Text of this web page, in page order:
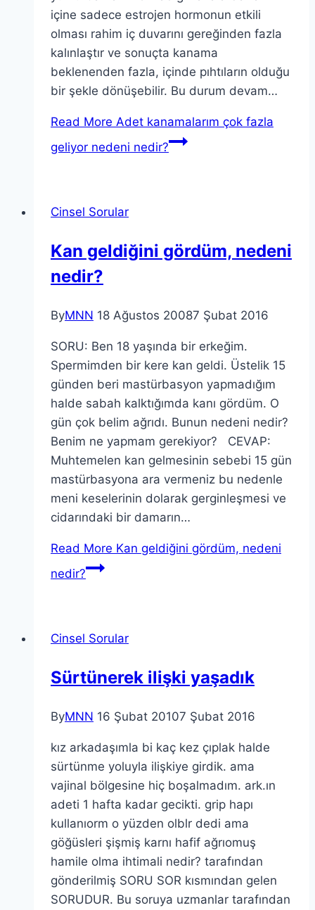
içine sadece estrojen hormonun etkili
olması rahim iç duvarını gereğinden fazla
kalınlaştır ve sonuçta kanama
beklenenden fazla, içinde pıhtıların olduğu
bir şekle dönüşebilir. Bu durum devam…
Read More Adet kanamalarım çok fazla
geliyor nedeni nedir?
Cinsel Sorular
Kan geldiğini gördüm, nedeni
nedir?
ByMNN 18 Ağustos 20087 Şubat 2016
SORU: Ben 18 yaşında bir erkeğim.
Spermimden bir kere kan geldi. Üstelik 15
günden beri mastürbasyon yapmadığım
halde sabah kalktığımda kanı gördüm. O
gün çok belim ağrıdı. Bunun nedeni nedir?
Benim ne yapmam gerekiyor? CEVAP:
Muhtemelen kan gelmesinin sebebi 15 gün
mastürbasyona ara vermeniz bu nedenle
meni keselerinin dolarak gerginleşmesi ve
cidarındaki bir damarın…
Read More Kan geldiğini gördüm, nedeni
nedir?
Cinsel Sorular
Sürtünerek ilişki yaşadık
ByMNN 16 Şubat 20107 Şubat 2016
kız arkadaşımla bi kaç kez çıplak halde
sürtünme yoluyla ilişkiye girdik. ama
vajinal bölgesine hiç boşalmadım. ark.ın
adeti 1 hafta kadar gecikti. grip hapı
kullanıorm o yüzden olblr dedi ama
göğüsleri şişmiş karnı hafif ağrıomuş
hamile olma ihtimali nedir? tarafından
gönderilmiş SORU SOR kısmından gelen
SORUDUR. Bu soruya uzmanlar tarafından